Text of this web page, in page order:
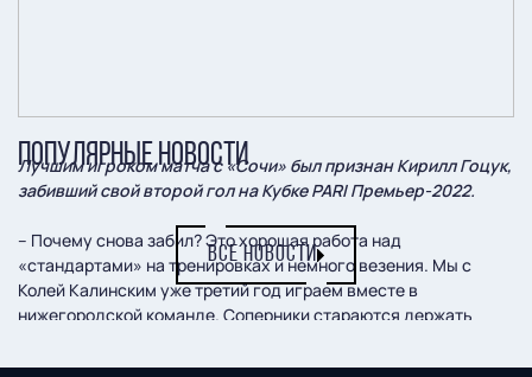
Лучшим игроком матча с «Сочи» был признан Кирилл Гоцук,
забивший свой второй гол на Кубке PARI Премьер-2022.
– Почему снова забил? Это хорошая работа над
«стандартами» на тренировках и немного везения. Мы с
Колей Калинским уже третий год играем вместе в
нижегородской команде. Соперники стараются держать
ПОПУЛЯРНЫЕ НОВОСТИ
ВСЕ НОВОСТИ